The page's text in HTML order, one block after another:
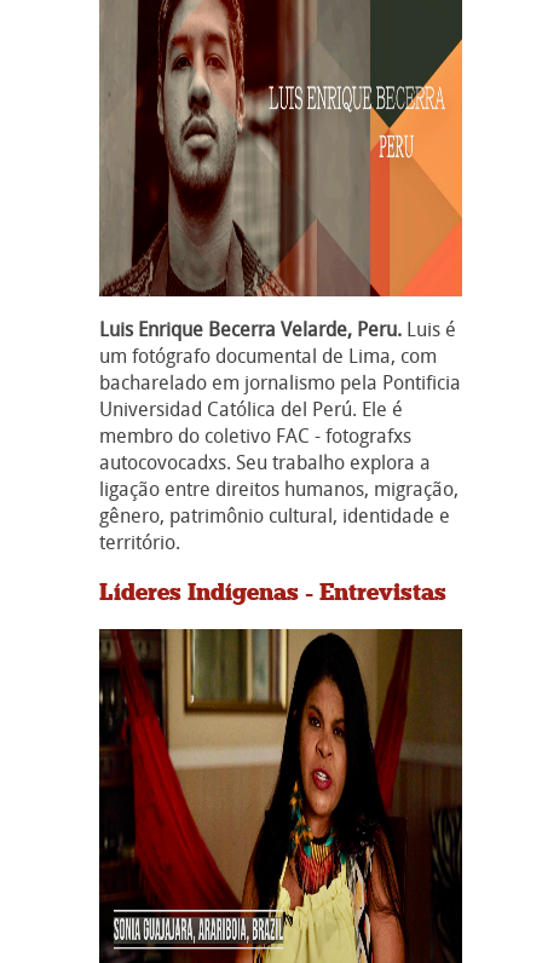
Luis Enrique Becerra Velarde, Peru. Luis é
um fotógrafo documental de Lima, com
bacharelado em jornalismo pela Pontificia
Universidad Católica del Perú. Ele é
membro do coletivo FAC - fotografxs
autocovocadxs. Seu trabalho explora a
ligação entre direitos humanos, migração,
gênero, patrimônio cultural, identidade e
território.
Líderes Indígenas - Entrevistas